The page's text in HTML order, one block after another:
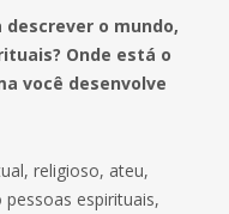
o mundo,
Onde está o
você desenvolve
religioso, ateu,
espirituais,